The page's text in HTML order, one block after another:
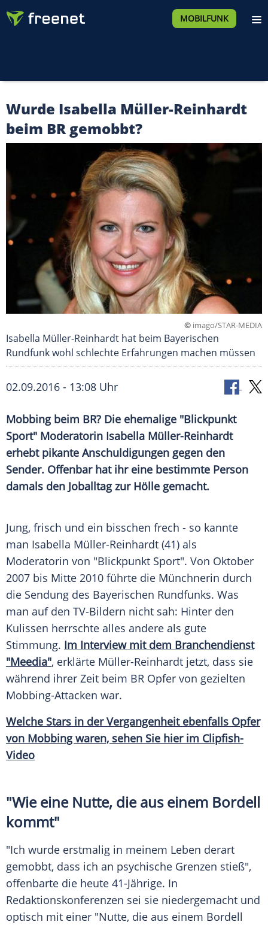
MOBILFUNK
Wurde Isabella Müller-Reinhardt
beim BR gemobbt?
© imago/STAR-MEDIA
Isabella Müller-Reinhardt hat beim Bayerischen
Rundfunk wohl schlechte Erfahrungen machen müssen
02.09.2016 - 13:08 Uhr
Mobbing beim BR? Die ehemalige "Blickpunkt
Sport" Moderatorin Isabella Müller-Reinhardt
erhebt pikante Anschuldigungen gegen den
Sender. Offenbar hat ihr eine bestimmte Person
damals den Joballtag zur Hölle gemacht.
Jung, frisch und ein bisschen frech - so kannte
man Isabella Müller-Reinhardt (41) als
Moderatorin von "Blickpunkt Sport". Von Oktober
2007 bis Mitte 2010 führte die Münchnerin durch
die Sendung des Bayerischen Rundfunks. Was
man auf den TV-Bildern nicht sah: Hinter den
Kulissen herrschte alles andere als gute
Stimmung. Im Interview mit dem Branchendienst
"Meedia", erklärte Müller-Reinhardt jetzt, dass sie
während ihrer Zeit beim BR Opfer von gezielten
Mobbing-Attacken war.
Welche Stars in der Vergangenheit ebenfalls Opfer
von Mobbing waren, sehen Sie hier im Clipfish-
Video
"Wie eine Nutte, die aus einem Bordell
kommt"
"Ich wurde erstmalig in meinem Leben derart
gemobbt, dass ich an psychische Grenzen stieß",
offenbarte die heute 41-Jährige. In
Redaktionskonferenzen sei sie niedergemacht und
optisch mit einer "Nutte, die aus einem Bordell